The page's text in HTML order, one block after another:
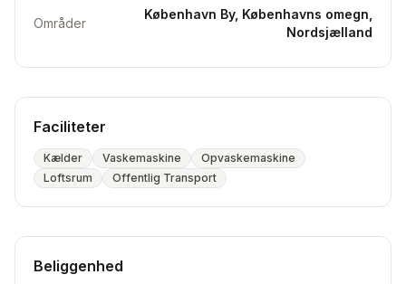
SØGER: Jeg søger større lejlighed i københavn pga
Områder
København By, Københavns omegn,
Nordsjælland
Faciliteter
Kælder Vaskemaskine
Opvaskemaskine
Loftsrum
Offentlig Transport
Beliggenhed